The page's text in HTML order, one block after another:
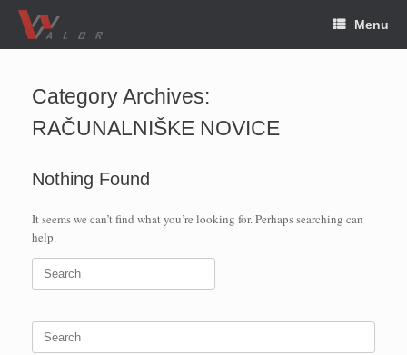
Skip
content
Menu
Category Archives:
RAČUNALNIŠKE NOVICE
Nothing Found
It seems we can’t find what you’re looking for. Perhaps searching can
help.
Search
for:
Search
for: